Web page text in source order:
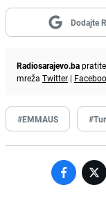
Dodajte
Radiosarajevo.ba
mreža Twitter |
#EMMAUS